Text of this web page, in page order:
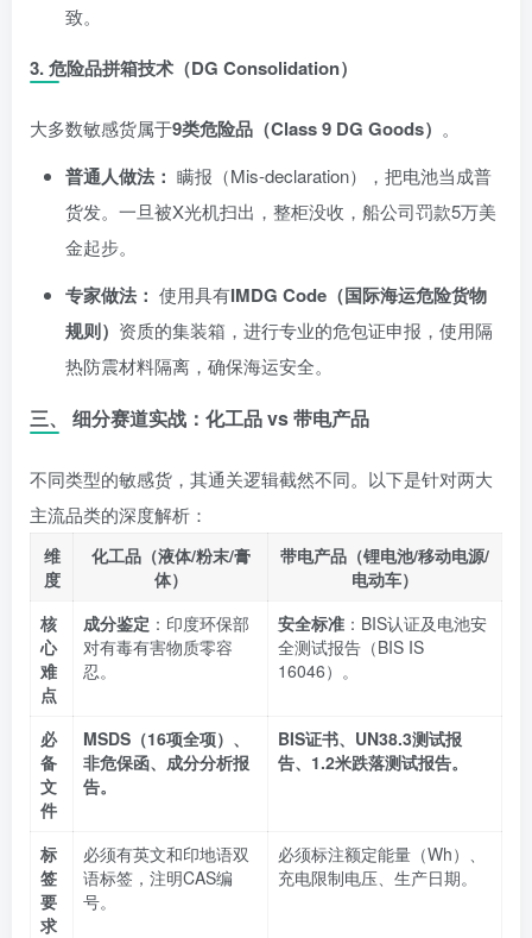
致。
3. 危险品拼箱技术（DG Consolidation）
大多数敏感货属于9类危险品（Class 9 DG Goods） 。
普通人做法： 瞒报（Mis-declaration），把电池当成普
货发。一旦被X光机扫出，整柜没收，船公司罚款5万美
金起步。
专家做法： 使用具有IMDG Code（国际海运危险货物
规则） 资质的集装箱，进行专业的危包证申报，使用隔
热防震材料隔离，确保海运安全。
三、 细分赛道实战：化工品 vs 带电产品
不同类型的敏感货，其通关逻辑截然不同。以下是针对两大
主流品类的深度解析：
维
度
化工品（液体/粉末/膏
体）
带电产品（锂电池/移动电源/
电动车）
核
心
难
点
成分鉴定 ：印度环保部
对有毒有害物质零容
忍。
安全标准 ：BIS认证及电池安
全测试报告（BIS IS
16046）。
必
备
文
件
MSDS（16项全项）、
非危保函、成分分析报
告。
BIS证书、UN38.3测试报
告、1.2米跌落测试报告。
标
签
要
求
必须有英文和印地语双
语标签，注明CAS编
号。
必须标注额定能量（Wh）、
充电限制电压、生产日期。